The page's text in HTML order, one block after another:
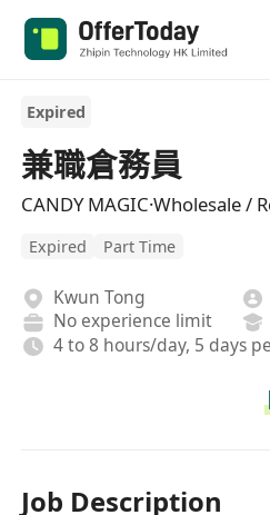
Expired
兼職倉務員
CANDY MAGIC·Wholesale /
Expired Part Time
Kwun Tong
No experience limit
4 to 8 hours/day, 5 days
Job Description